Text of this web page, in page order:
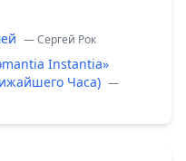
— Сергей Рок
Instantia»
Часа) —